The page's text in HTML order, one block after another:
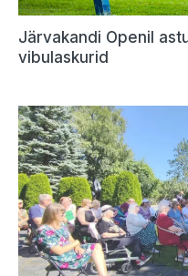
Järvakandi Openil
vibulaskurid